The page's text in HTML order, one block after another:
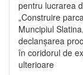
pentru lucrarea
„Construire
Muncipiul
declanşarea
în coridorul de
ulterioare